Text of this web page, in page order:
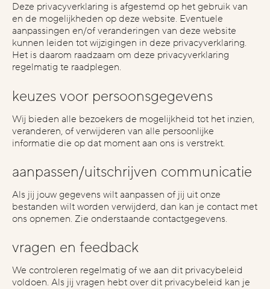
Deze privacyverklaring is afgestemd op het gebruik van
en de mogelijkheden op deze website. Eventuele
aanpassingen en/of veranderingen van deze website
kunnen leiden tot wijzigingen in deze privacyverklaring.
Het is daarom raadzaam om deze privacyverklaring
regelmatig te raadplegen.
keuzes voor persoonsgegevens
Wij bieden alle bezoekers de mogelijkheid tot het inzien,
veranderen, of verwijderen van alle persoonlijke
informatie die op dat moment aan ons is verstrekt.
aanpassen/uitschrijven communicatie
Als jij jouw gegevens wilt aanpassen of jij uit onze
bestanden wilt worden verwijderd, dan kan je contact met
ons opnemen. Zie onderstaande contactgegevens.
vragen en feedback
We controleren regelmatig of we aan dit privacybeleid
voldoen. Als jij vragen hebt over dit privacybeleid kan je